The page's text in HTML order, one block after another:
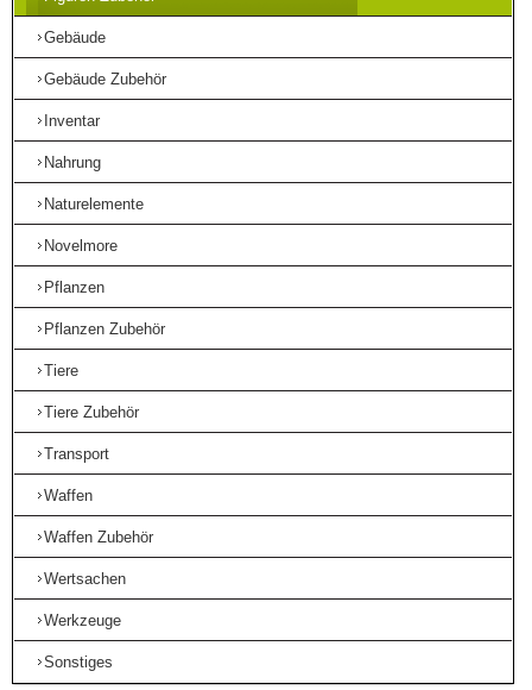
Gebäude
Gebäude Zubehör
Inventar
Nahrung
Naturelemente
Novelmore
Pflanzen
Pflanzen Zubehör
Tiere
Tiere Zubehör
Transport
Waffen
Waffen Zubehör
Wertsachen
Werkzeuge
Sonstiges